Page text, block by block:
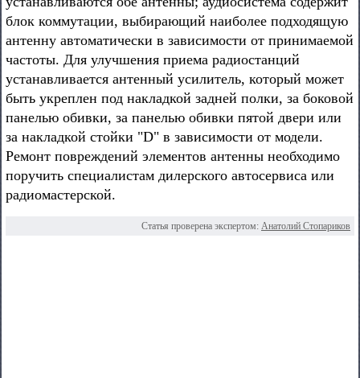
блок коммутации, выбирающий наиболее подходящую
антенну автоматически в зависимости от принимаемой
частоты. Для улучшения приема радиостанций
устанавливается антенный усилитель, который может
быть укреплен под накладкой задней полки, за боковой
панелью обивки, за панелью обивки пятой двери или
за накладкой стойки "D" в зависимости от модели.
Ремонт повреждений элементов антенны необходимо
поручить специалистам дилерского автосервиса или
радиомастерской.
Статья проверена экспертом: Анатолий Стопариков